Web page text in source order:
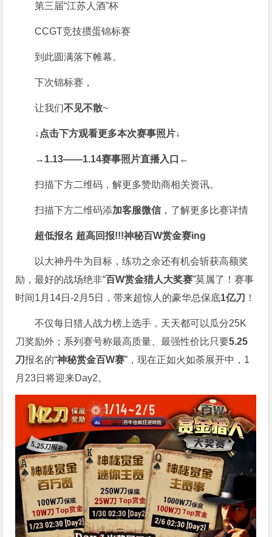
第三届“江苏人酒”杯
CCGT竞技掼蛋锦标赛
到此圆满落下帷幕。
下次锦标赛，
让我们不见不散~
↓点击下方观看更多本次赛事照片↓
→1.13——1.14赛事照片直播入口 ←
扫描下方二维码，解更多赞助商相关资讯。
扫描下方二维码添加客服微信 ，了解更多比赛详情
超低报名 超高回报!!!神秘百W赏金赛ing
以大神丹牛为目标，练功之余还有机会斩获高额奖
励，最好的战场绝非“百W赏金猎人大奖赛”莫属了！赛事
时间1月14日-2月5日，带来超惊人的豪华总保底1亿刀 ！
不仅每日猎人战力榜上选手，天天都可以瓜分25K
刀奖励外；系列赛号称最高质量、最强性价比只要5.25
刀报名的“神秘赏金百W赛”，现在正如火如荼展开中，1
月23日将迎来Day2。